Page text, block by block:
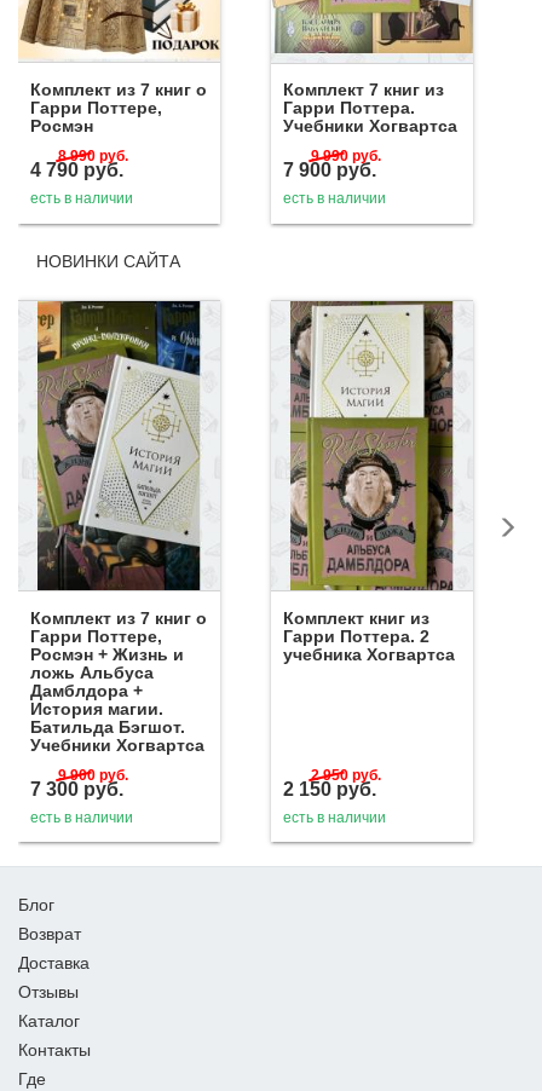
Комплект из 7 книг о
Гарри Поттере,
Росмэн
8 990 руб.
4 790 руб.
есть в наличии
Комплект 7 книг из
Гарри Поттера.
Учебники Хогвартса
9 990 руб.
7 900 руб.
есть в наличии
НОВИНКИ САЙТА
Комплект из 7 книг о
Гарри Поттере,
Росмэн + Жизнь и
ложь Альбуса
Дамблдора +
История магии.
Батильда Бэгшот.
Учебники Хогвартса
9 900 руб.
7 300 руб.
есть в наличии
Комплект книг из
Гарри Поттера. 2
учебника Хогвартса
2 950 руб.
2 150 руб.
есть в наличии
Блог
Возврат
Доставка
Отзывы
Каталог
Контакты
Где